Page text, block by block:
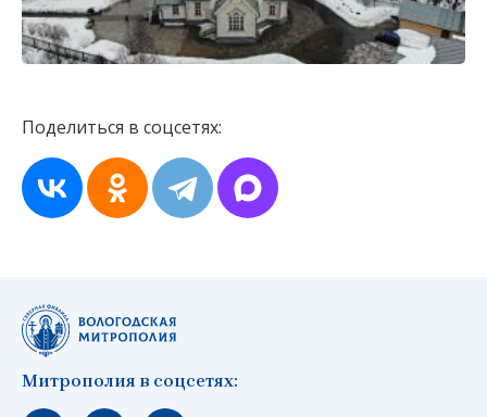
Поделиться в соцсетях:
Митрополия в соцсетях: